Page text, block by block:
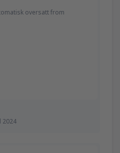
2024
oversatt from